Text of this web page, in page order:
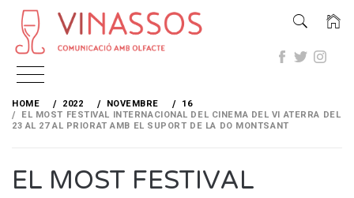
Skip
content
HOME 2022 NOVEMBRE
16
EL MOST FESTIVAL INTERNACIONAL DEL CINEMA DEL VI ATERRA DEL
23 AL 27 AL PRIORAT AMB EL SUPORT DE LA DO MONTSANT
EL MOST FESTIVAL